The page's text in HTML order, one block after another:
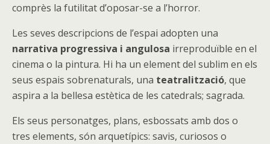
comprès la futilitat d’oposar-se a l’horror.
Les seves descripcions de l’espai adopten una
narrativa progressiva i angulosa irreproduïble en el
cinema o la pintura. Hi ha un element del sublim en els
seus espais sobrenaturals, una teatralització, que
aspira a la bellesa estètica de les catedrals; sagrada.
Els seus personatges, plans, esbossats amb dos o
tres elements, són arquetípics: savis, curiosos o